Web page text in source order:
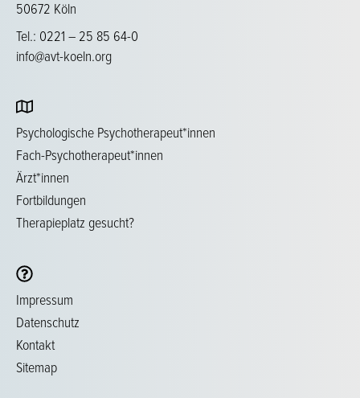
50672 Köln
Tel.: 0221 – 25 85 64-0
info@avt-koeln.org
Psychologische Psychotherapeut*innen
Fach-Psychotherapeut*innen
Ärzt*innen
Fortbildungen
Therapieplatz gesucht?
Impressum
Datenschutz
Kontakt
Sitemap